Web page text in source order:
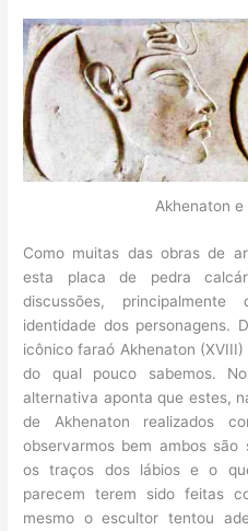
Akhenaton e
Como muitas das obras de
esta placa de pedra
discussões,
identidade dos personagens.
icônico faraó Akhenaton
do qual pouco sabemos.
alternativa aponta que estes,
de Akhenaton realizados
observarmos bem ambos
os traços dos lábios e o
parecem terem sido feitas
mesmo o escultor tentou